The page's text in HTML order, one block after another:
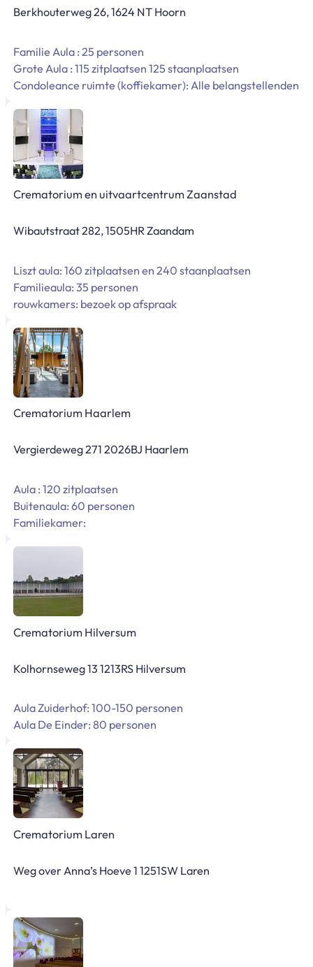
Berkhouterweg 26, 1624 NT Hoorn
Familie Aula : 25 personen
Grote Aula : 115 zitplaatsen 125 staanplaatsen
Condoleance ruimte (koffiekamer): Alle belangstellenden
Crematorium en uitvaartcentrum Zaanstad
Wibautstraat 282, 1505HR Zaandam
Liszt aula: 160 zitplaatsen en 240 staanplaatsen
Familieaula: 35 personen
rouwkamers: bezoek op afspraak
Crematorium Haarlem
Vergierdeweg 271 2026BJ Haarlem
Aula : 120 zitplaatsen
Buitenaula: 60 personen
Familiekamer:
Crematorium Hilversum
Kolhornseweg 13 1213RS Hilversum
Aula Zuiderhof: 100-150 personen
Aula De Einder: 80 personen
Crematorium Laren
Weg over Anna’s Hoeve 1 1251SW Laren